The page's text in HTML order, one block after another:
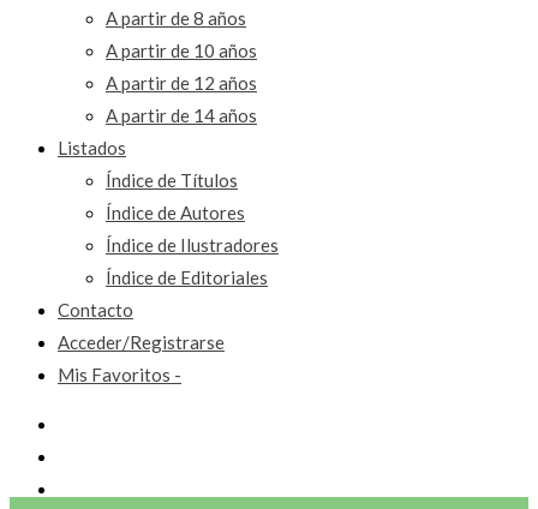
A partir de 8 años
A partir de 10 años
A partir de 12 años
A partir de 14 años
Listados
Índice de Títulos
Índice de Autores
Índice de Ilustradores
Índice de Editoriales
Contacto
Acceder/Registrarse
Mis Favoritos -